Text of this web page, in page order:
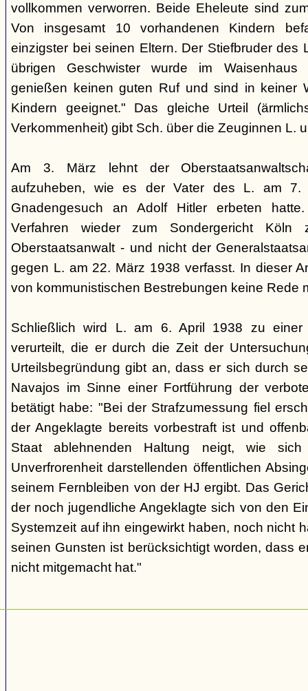
vollkommen verworren. Beide Eheleute sind
Von insgesamt 10 vorhandenen Kindern
einzigster bei seinen Eltern. Der Stiefbruder des
übrigen Geschwister wurde im Waisenhaus
genießen keinen guten Ruf und sind in keiner
Kindern geeignet." Das gleiche Urteil
Verkommenheit) gibt Sch. über die Zeuginnen L.
Am 3. März lehnt der
aufzuheben, wie es der Vater des L. am 7.
Gnadengesuch an Adolf Hitler erbeten
Verfahren wieder zum Sondergericht Köln
Oberstaatsanwalt - und nicht der
gegen L. am 22. März 1938 verfasst. In dieser
von kommunistischen Bestrebungen keine Rede
Schließlich wird L. am 6. April 1938 zu einer
verurteilt, die er durch die Zeit der
Urteilsbegründung gibt an, dass er sich durch
Navajos im Sinne einer Fortführung der
betätigt habe: "Bei der Strafzumessung fiel
der Angeklagte bereits vorbestraft ist und
Staat ablehnenden Haltung neigt, wie
Unverfrorenheit darstellenden öffentlichen
seinem Fernbleiben von der HJ ergibt. Das
der noch jugendliche Angeklagte sich von den
Systemzeit auf ihn eingewirkt haben, noch nicht
seinen Gunsten ist berücksichtigt worden, dass
nicht mitgemacht hat."